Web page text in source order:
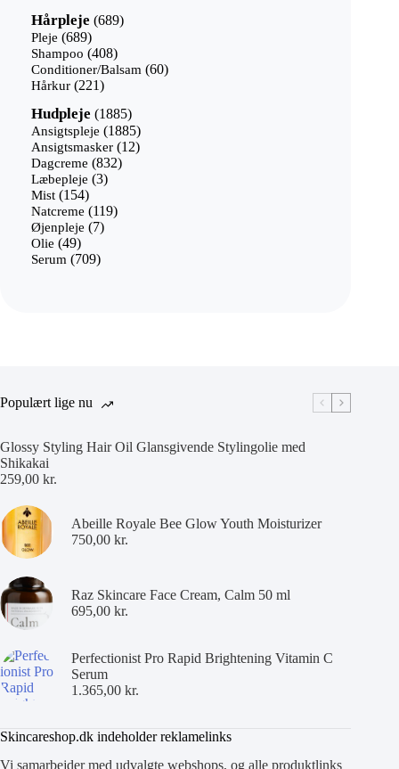
Hårpleje 689689
Pleje 689689
varer
Shampoo 408408
varer
Conditioner/Balsam 6060
Hårkur 221221
Hudpleje 18851885
varer
Ansigtspleje 18851885
varer
Ansigtsmasker 1212
Dagcreme 832832
Læbepleje 33
Mist 154154
varer
Natcreme 119119
Øjenpleje 77
Olie 4949
varer
Serum 709709
Populært lige nu
Glossy Styling Hair Oil Glansgivende Stylingolie med
Shikakai
259,00 kr.
Abeille Royale Bee Glow Youth Moisturizer
750,00 kr.
Raz Skincare Face Cream, Calm 50 ml
695,00 kr.
Perfectionist Pro Rapid Brightening Vitamin C
Serum
1.365,00 kr.
Skincareshop.dk indeholder reklamelinks
Vi samarbejder med udvalgte webshops, og alle produktlinks